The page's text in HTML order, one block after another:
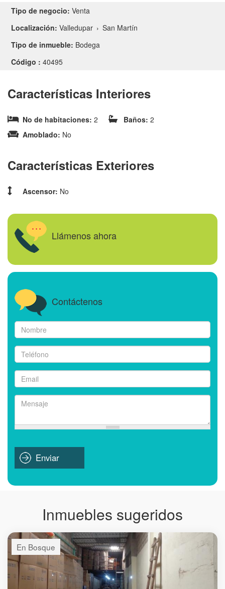
Tipo de negocio: Venta
Localización: Valledupar › San Martín
Tipo de inmueble: Bodega
Código : 40495
Características Interiores
No de habitaciones: 2 Baños: 2
Amoblado: No
Características Exteriores
Ascensor: No
Llámenos ahora
Contáctenos
Enviar
Inmuebles sugeridos
En Bosque